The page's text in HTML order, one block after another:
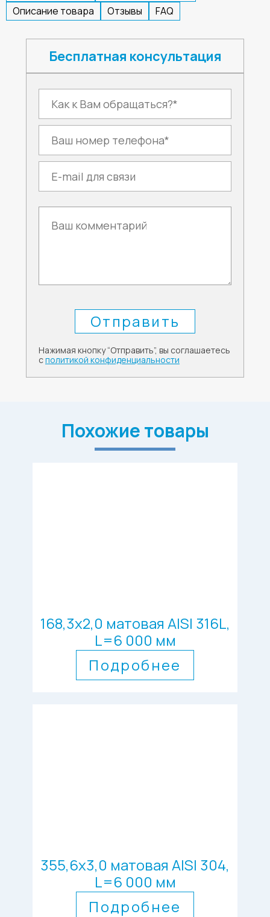
Описание товара
Отзывы FAQ
Бесплатная консультация
Нажимая кнопку “Отправить”, вы соглашаетесь
сполитикой конфиденциальности
Похожие товары
168,3х2,0 матовая AISI 316L,
L=6 000 мм
Подробнее
355,6х3,0 матовая AISI 304,
L=6 000 мм
Подробнее